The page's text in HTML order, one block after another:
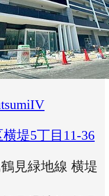
堤5丁目11-36
見緑地線 横堤